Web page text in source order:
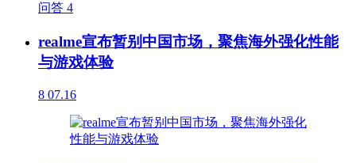
问答 4
realme宣布暂别中国市场，聚焦海外强化性能
与游戏体验
8 07.16